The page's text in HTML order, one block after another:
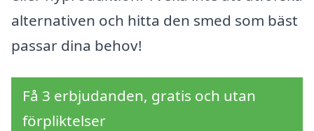
alternativen och hitta den smed som bäst
passar dina behov!
Få 3 erbjudanden, gratis och utan
förpliktelser